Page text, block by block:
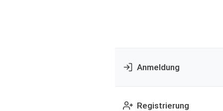
Anmeldung
Registrierung